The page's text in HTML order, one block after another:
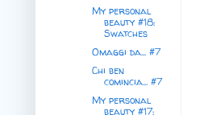
My personal
beauty #18:
Swatches
Omaggi da... #7
Chi ben
comincia... #7
My personal
beauty #17: